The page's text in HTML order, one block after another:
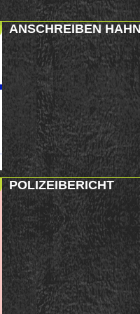
ANSCHREIBEN
POLIZEIBERICHT